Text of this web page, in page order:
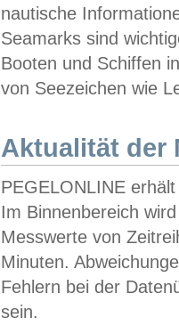
nautische
Seamarks sind
Booten und Schiffen
von Seezeichen wie
Aktualität der
PEGELONLINE
Im Binnenbereich
Messwerte von
Minuten.
Fehlern bei der
sein.